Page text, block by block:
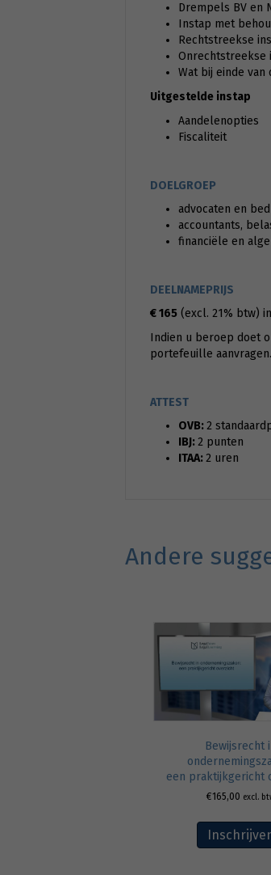
Drempels BV en
Instap met
Rechtstreekse
Onrechtstreekse
Wat bij einde van
Uitgestelde instap
Aandelenopties
Fiscaliteit
DOELGROEP
advocaten en
accountants,
financiële en
DEELNAMEPRIJS
€ 165(excl. 21% btw)
Indien u beroep doet
portefeuille
ATTEST
OVB:2
IBJ:2 punten
ITAA:2 uren
Andere
Bewijsrecht
een praktijkgericht
€165,00 excl.